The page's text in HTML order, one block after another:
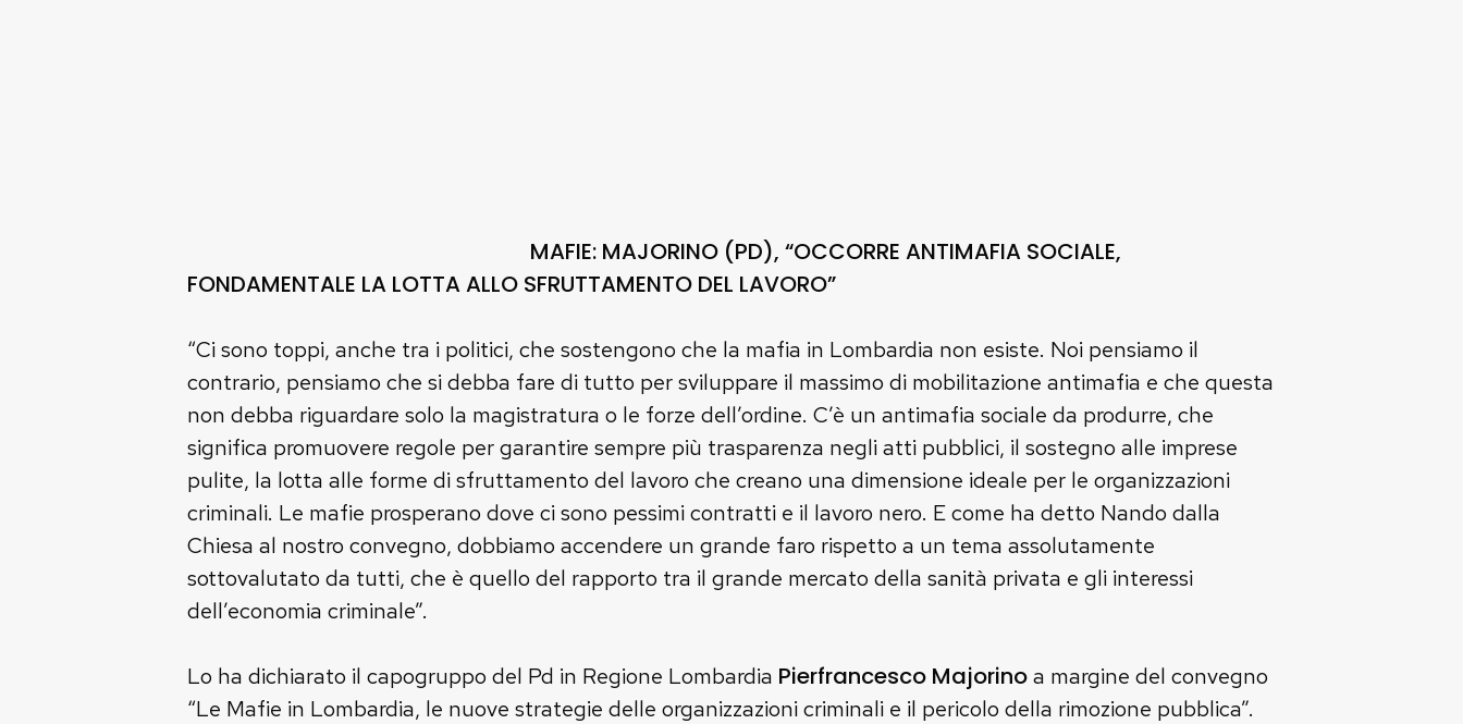
MAFIE: MAJORINO (PD), “OCCORRE ANTIMAFIA SOCIALE,
FONDAMENTALE LA LOTTA ALLO SFRUTTAMENTO DEL LAVORO”
“Ci sono toppi, anche tra i politici, che sostengono che la mafia in Lombardia non esiste. Noi pensiamo il
contrario, pensiamo che si debba fare di tutto per sviluppare il massimo di mobilitazione antimafia e che questa
non debba riguardare solo la magistratura o le forze dell’ordine. C’è un antimafia sociale da produrre, che
significa promuovere regole per garantire sempre più trasparenza negli atti pubblici, il sostegno alle imprese
pulite, la lotta alle forme di sfruttamento del lavoro che creano una dimensione ideale per le organizzazioni
criminali. Le mafie prosperano dove ci sono pessimi contratti e il lavoro nero. E come ha detto Nando dalla
Chiesa al nostro convegno, dobbiamo accendere un grande faro rispetto a un tema assolutamente
sottovalutato da tutti, che è quello del rapporto tra il grande mercato della sanità privata e gli interessi
dell’economia criminale”.
Lo ha dichiarato il capogruppo del Pd in Regione Lombardia Pierfrancesco Majorinoa margine del convegno
“Le Mafie in Lombardia, le nuove strategie delle organizzazioni criminali e il pericolo della rimozione pubblica”.